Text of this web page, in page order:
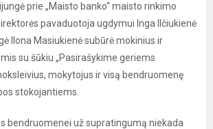
prie „Maisto banko“ maisto rinkimo
pavaduotoja ugdymui Inga Ilčiukienė
Ilona Masiukienė subūrė mokinius ir
su šūkiu „Pasirašykime geriems
mokytojus ir visą bendruomenę
stokojantiems.
bendruomenei už supratingumą niekada